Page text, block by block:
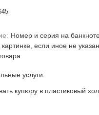
Номер и серия на
если иное не
услуги:
купюру в пластиковый